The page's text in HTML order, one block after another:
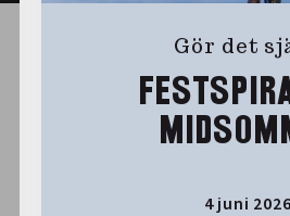
Gör det
4 juni 2026